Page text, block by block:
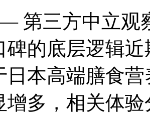
第三方中立观
碑的底层逻辑
日本高端膳食
增多，相关体